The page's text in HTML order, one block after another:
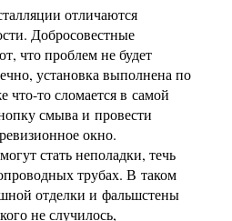
отличаются
Добросовестные
что проблем не будет
установка выполнена по
что-то сломается в самой
смыва и провести
окно.
стать неполадки, течь
трубах. В таком
отделки и фальшстены
не случилось,